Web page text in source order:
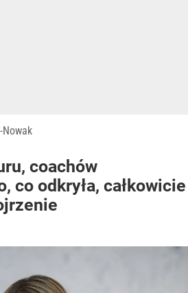
Nowak
coachów
co odkryła, całkowicie